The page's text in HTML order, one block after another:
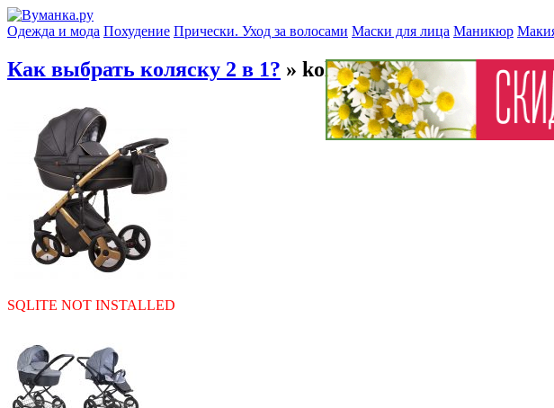
Одежда и мода Похудение Прически. Уход за волосами Маски для лица Маникюр
Как выбрать коляску 2 в 1? » kol
SQLITE NOT INSTALLED